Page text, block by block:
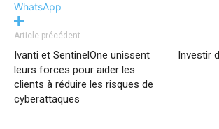
WhatsApp
Article précédent
Ivanti et SentinelOne unissent
leurs forces pour aider les
clients à réduire les risques de
cyberattaques
Investir